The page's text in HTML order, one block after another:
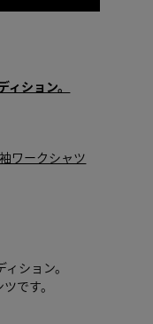
ション。
ワークシャツ
ション。
です。